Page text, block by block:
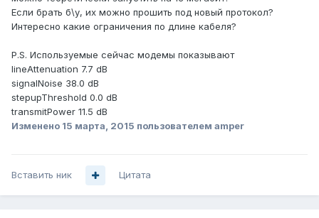
Если брать б\у, их можно прошить под новый протокол?
Интересно какие ограничения по длине кабеля?
P.S. Используемые сейчас модемы показывают
lineAttenuation 7.7 dB
signalNoise 38.0 dB
stepupThreshold 0.0 dB
transmitPower 11.5 dB
Изменено 15 марта, 2015 пользователем amper
Вставить ник Цитата